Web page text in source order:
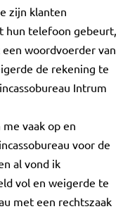
zijn klanten
hun telefoon gebeurt,
woordvoerder van
de rekening te
Intrum
vaak op en
voor de
al vond ik
vol en weigerde te
met een rechtszaak